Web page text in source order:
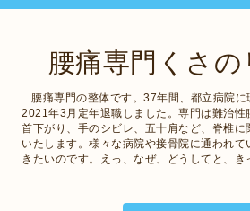
腰痛専門くさ
腰痛専門の整体です。37年間、都立病院に
2021年3月定年退職しました。専門は難治性
首下がり、手のシビレ、五十肩など、脊椎
いたします。様々な病院や接骨院に通われ
きたいのです。えっ、なぜ、どうしてと、き